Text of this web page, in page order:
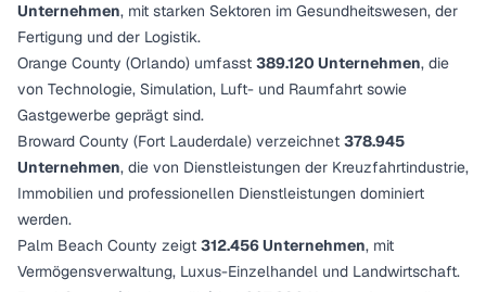
Unternehmen, mit starken Sektoren im Gesundheitswesen, der
Fertigung und der Logistik.
Orange County (Orlando) umfasst 389.120 Unternehmen, die
von Technologie, Simulation, Luft- und Raumfahrt sowie
Gastgewerbe geprägt sind.
Broward County (Fort Lauderdale) verzeichnet 378.945
Unternehmen, die von Dienstleistungen der Kreuzfahrtindustrie,
Immobilien und professionellen Dienstleistungen dominiert
werden.
Palm Beach County zeigt 312.456 Unternehmen, mit
Vermögensverwaltung, Luxus-Einzelhandel und Landwirtschaft.